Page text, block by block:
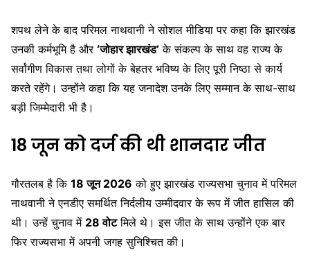
शपथ लेने के बाद परिमल नाथवानी ने सोशल मीडिया पर कहा कि झारखंड
उनकी कर्मभूमि है और ‘जोहार झारखंड’ के संकल्प के साथ वह राज्य के
सर्वांगीण विकास तथा लोगों के बेहतर भविष्य के लिए पूरी निष्ठा से कार्य
करते रहेंगे। उन्होंने कहा कि यह जनादेश उनके लिए सम्मान के साथ-साथ
बड़ी जिम्मेदारी भी है।
18 जून को दर्ज की थी शानदार जीत
गौरतलब है कि 18 जून 2026 को हुए झारखंड राज्यसभा चुनाव में परिमल
नाथवानी ने एनडीए समर्थित निर्दलीय उम्मीदवार के रूप में जीत हासिल की
थी। उन्हें चुनाव में 28 वोटमिले थे। इस जीत के साथ उन्होंने एक बार
फिर राज्यसभा में अपनी जगह सुनिश्चित की।